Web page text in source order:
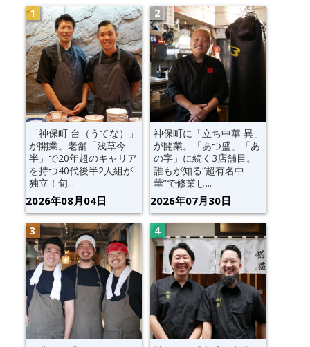
「神保町 台（うてな）」
が開業。老舗「浅草今
半」で20年超のキャリア
を持つ40代後半2人組が
独立！旬...
2026年08月04日
神保町に「立ち中華 異」
が開業。「あつ盛」「あ
の字」に続く3店舗目。
誰もが知る“超有名中
華”で修業し...
2026年07月30日